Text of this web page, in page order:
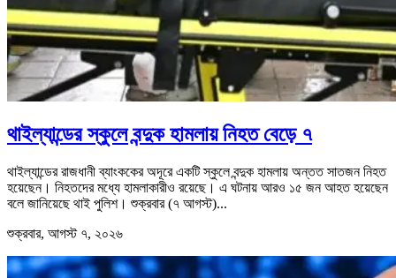
থাইল্যান্ডের স্কুলে বন্দুক হামলায় নিহত বেড়ে ৭
থাইল্যান্ডের রাজধানী ব্যাংককের অদূরে একটি স্কুলে বন্দুক হামলায় অন্তত সাতজন নিহত
হয়েছেন। নিহতদের মধ্যে হামলাকারীও রয়েছে। এ ঘটনায় আরও ১৫ জন আহত হয়েছেন
বলে জানিয়েছে থাই পুলিশ। শুক্রবার (৭ আগস্ট)...
শুক্রবার, আগস্ট ৭, ২০২৬